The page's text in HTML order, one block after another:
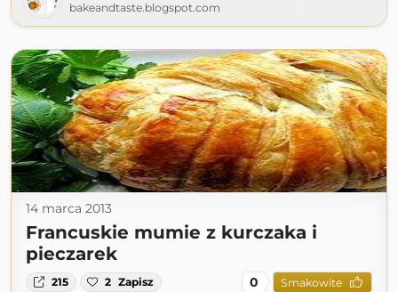
bakeandtaste.blogspot.com
14 marca 2013
Francuskie mumie z kurczaka i
pieczarek
215 2 Zapisz 0 Smakowite